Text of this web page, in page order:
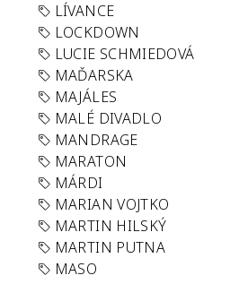
LÍVANCE
LOCKDOWN
LUCIE SCHMIEDOVÁ
MAĎARSKA
MAJÁLES
MALÉ DIVADLO
MANDRAGE
MARATON
MÁRDI
MARIAN VOJTKO
MARTIN HILSKÝ
MARTIN PUTNA
MASO